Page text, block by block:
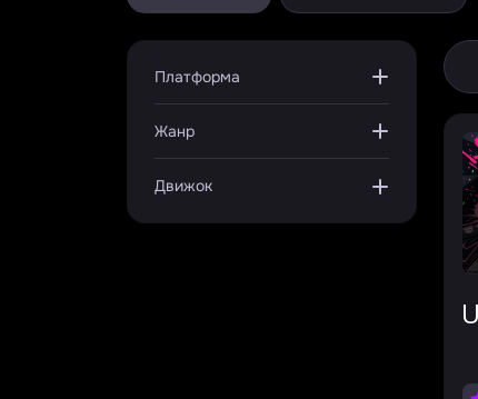
Платформа
Жанр
Движок